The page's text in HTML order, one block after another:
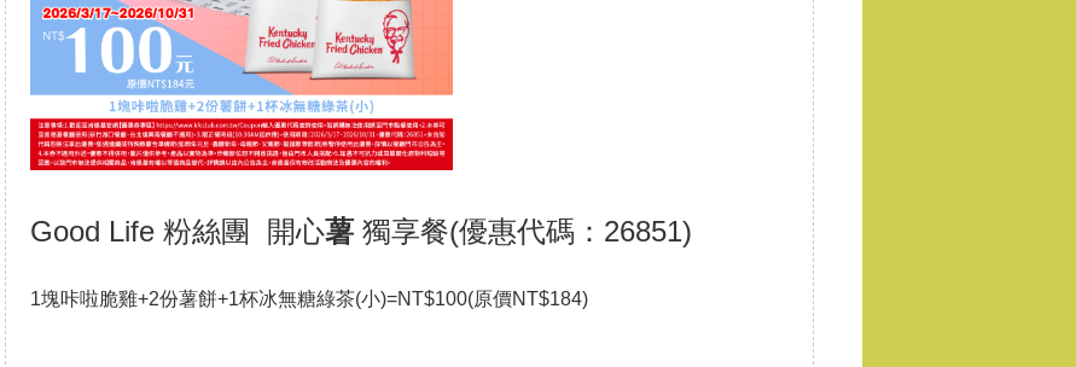
Good Life 粉絲團 開心薯 獨享餐(優惠代碼：26851)
1塊咔啦脆雞+2份薯餅+1杯冰無糖綠茶(小)=NT$100(原價NT$184)